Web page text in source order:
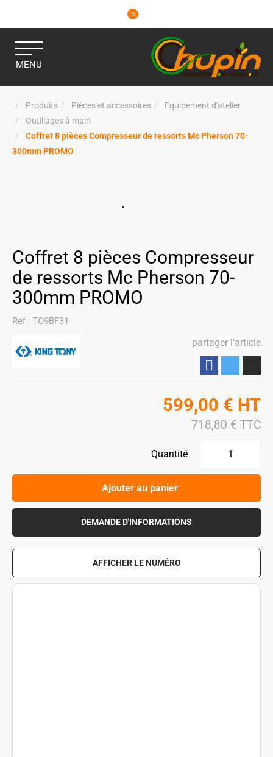
0
MENU
Produits Pièces et accessoires
Equipement d'atelier
Outillages à main
Coffret 8 pièces Compresseur de ressorts Mc Pherson 70-
300mm PROMO
Coffret 8 pièces Compresseur
de ressorts Mc Pherson 70-
300mm PROMO
Ref : TO9BF31
partager l'article
599,00 € HT
718,80 € TTC
Quantité
Ajouter au panier
DEMANDE D'INFORMATIONS
AFFICHER LE NUMÉRO